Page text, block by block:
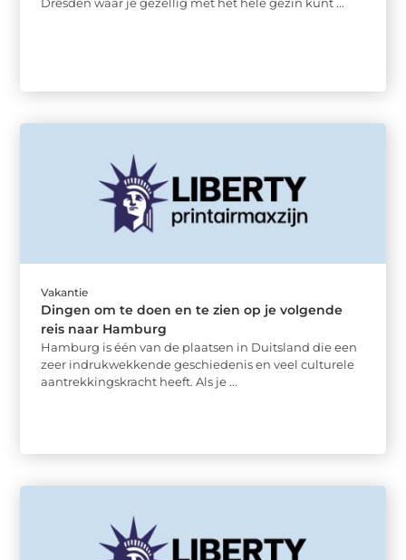
Vakantie
Dingen om te doen en te zien op je volgende
reis naar Hamburg
Hamburg is één van de plaatsen in Duitsland die een
zeer indrukwekkende geschiedenis en veel culturele
aantrekkingskracht heeft. Als je ...